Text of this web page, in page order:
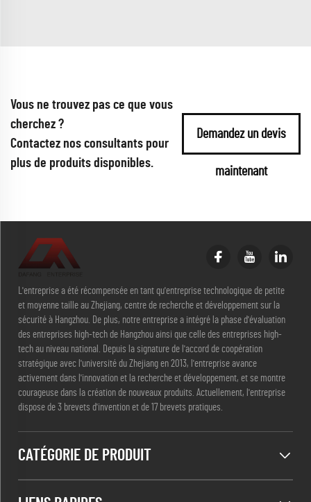
Vous ne trouvez pas ce que vous
cherchez ?
Contactez nos consultants pour
plus de produits disponibles.
Demandez un devis
maintenant
L'entreprise a été récompensée en tant qu'entreprise technologique de petite
et moyenne taille au Zhejiang, centre de recherche et développement sur la
sécurité à Hangzhou. De plus, notre entreprise a intégré la phase d'évaluation
des entreprises high-tech de Hangzhou ainsi que celle des entreprises high-
tech au niveau national. Depuis la signature de l'accord de coopération
stratégique avec l'université du Zhejiang en 2013, l'entreprise avance
activement dans l'innovation et la recherche et développement, et se montre
courageuse dans la création de nouveaux produits. Actuellement, l'entreprise
dispose de 3 brevets d'invention et de 17 brevets pratiques.
CATÉGORIE DE PRODUIT